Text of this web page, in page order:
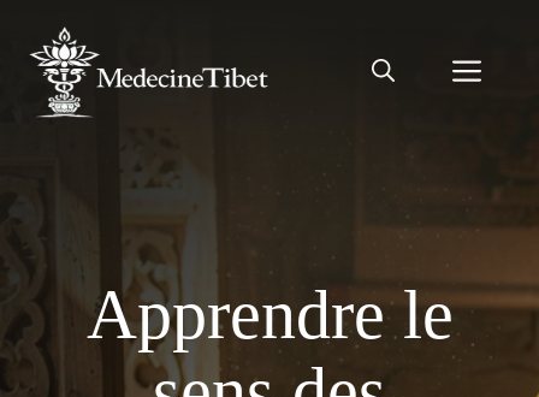
contenu
Apprendre le